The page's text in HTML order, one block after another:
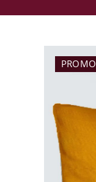
PROMO